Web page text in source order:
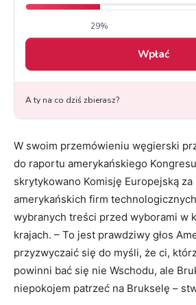
W swoim przemówieniu węgierski
do raportu amerykańskiego
skrytykowano Komisję Europejską za
amerykańskich firm
wybranych treści przed wyborami w
krajach. – To jest prawdziwy głos
przyzwyczaić się do myśli, że ci,
powinni bać się nie Wschodu, ale
niepokojem patrzeć na Brukselę –